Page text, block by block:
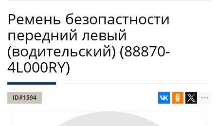
Ремень безопастности
передний левый
(водительский) (88870-
4L000RY)
ID#1594